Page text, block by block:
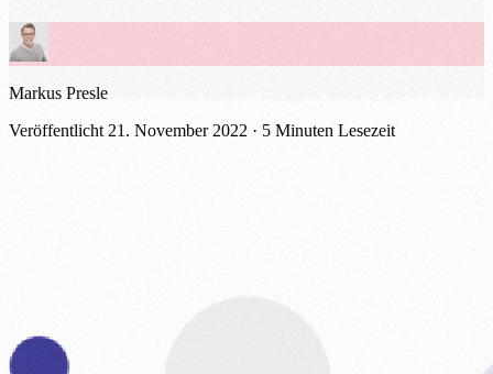
Markus Presle
Veröffentlicht 21. November 2022 · 5 Minuten Lesezeit